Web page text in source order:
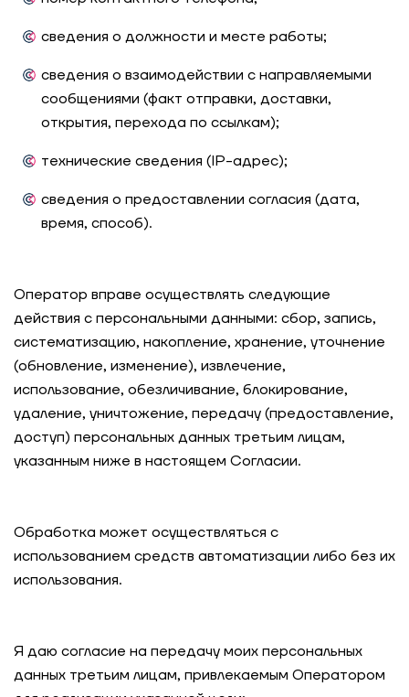
сведения о должности и месте работы;
сведения о взаимодействии с направляемыми
сообщениями (факт отправки, доставки,
открытия, перехода по ссылкам);
технические сведения (IP-адрес);
сведения о предоставлении согласия (дата,
время, способ).
Оператор вправе осуществлять следующие
действия с персональными данными: сбор, запись,
систематизацию, накопление, хранение, уточнение
(обновление, изменение), извлечение,
использование, обезличивание, блокирование,
удаление, уничтожение, передачу (предоставление,
доступ) персональных данных третьим лицам,
указанным ниже в настоящем Согласии.
Обработка может осуществляться с
использованием средств автоматизации либо без их
использования.
Я даю согласие на передачу моих персональных
данных третьим лицам, привлекаемым Оператором